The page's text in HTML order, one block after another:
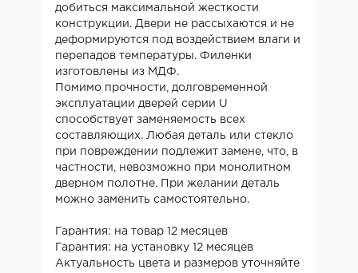
добиться максимальной жесткости
конструкции. Двери не рассыхаются и не
деформируются под воздействием влаги и
перепадов температуры. Филенки
изготовлены из МДФ.
Помимо прочности, долговременной
эксплуатации дверей серии U
способствует заменяемость всех
составляющих. Любая деталь или стекло
при повреждении подлежит замене, что, в
частности, невозможно при монолитном
дверном полотне. При желании деталь
можно заменить самостоятельно.
Гарантия: на товар 12 месяцев
Гарантия: на установку 12 месяцев
Актуальность цвета и размеров уточняйте